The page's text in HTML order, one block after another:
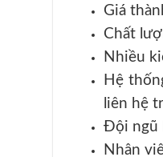
Giá
Chất
Nhiều
Hệ
liên hệ
Đội ngũ
Nhân